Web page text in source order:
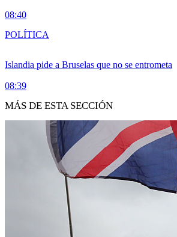
08:40
Islandia pide a Bruselas que no se entrometa
08:39
POLÍTICA
MÁS DE ESTA SECCIÓN